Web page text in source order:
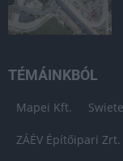
TÉMÁINKBÓL
Mapei Kft.
ZÁÉV Építőipari Zrt.